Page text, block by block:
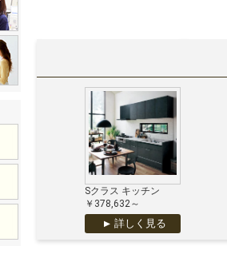
Sクラス キッチン
￥378,632～
詳しく見る